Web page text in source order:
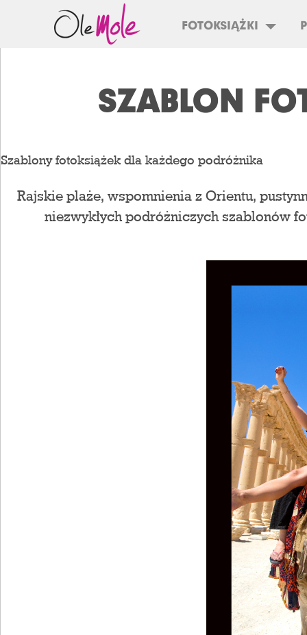
FOTOKSIĄŻKI
SZABLON
Szablony fotoksiążek dla każdego podróżnika
Rajskie plaże, wspomnienia z Orientu,
niezwykłych podróżniczych szablonów